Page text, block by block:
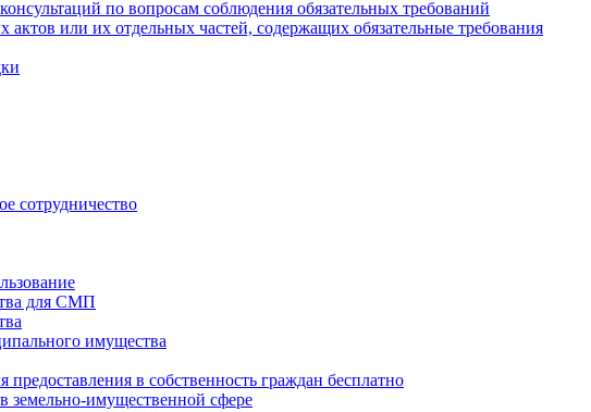
по вопросам соблюдения обязательных требований
или их отдельных частей, содержащих обязательные требования
сотрудничество
для СМП
имущества
предоставления в собственность граждан бесплатно
земельно-имущественной сфере